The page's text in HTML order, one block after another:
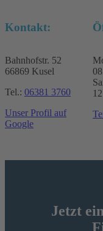
Kontakt:
Bahnhofstr. 52
66869 Kusel
Tel.: 06381 3760
Unser Profil auf
Google
Jetzt